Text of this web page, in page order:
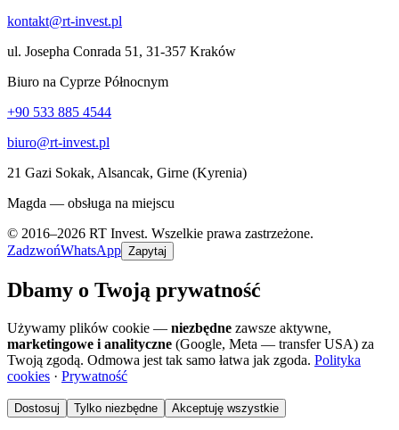
kontakt@rt-invest.pl
ul. Josepha Conrada 51, 31-357 Kraków
Biuro na Cyprze Północnym
+90 533 885 4544
biuro@rt-invest.pl
21 Gazi Sokak, Alsancak, Girne (Kyrenia)
Magda — obsługa na miejscu
© 2016–2026 RT Invest. Wszelkie prawa zastrzeżone.
ZadzwońWhatsApp Zapytaj
Dbamy o Twoją prywatność
Używamy plików cookie — niezbędne zawsze aktywne,
marketingowe i analityczne (Google, Meta — transfer USA) za
Twoją zgodą. Odmowa jest tak samo łatwa jak zgoda. Polityka
cookies · Prywatność
Dostosuj Tylko niezbędne Akceptuję wszystkie